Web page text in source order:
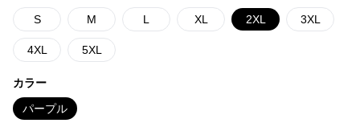
S M L XL 2XL 3XL
4XL 5XL
カラー
パープル